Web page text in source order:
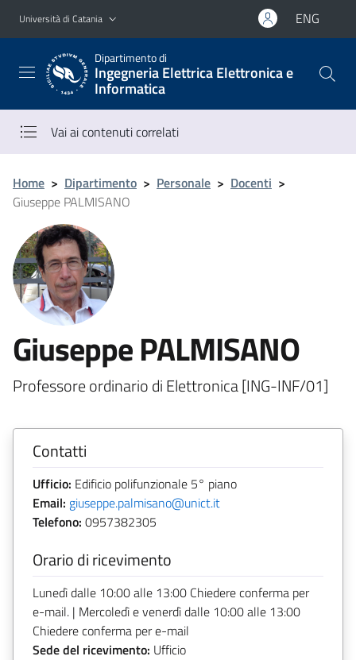
Vai al contenuto principale
Vai al menu di navigazione
Università di Catania ENG
Dipartimento di
Ingegneria Elettrica Elettronica e
Informatica
Vai ai contenuti correlati
Home > Dipartimento > Personale > Docenti >
Giuseppe PALMISANO
Giuseppe PALMISANO
Professore ordinario di Elettronica [ING-INF/01]
Contatti
Ufficio: Edificio polifunzionale 5° piano
Email: giuseppe.palmisano@unict.it
Telefono: 0957382305
Orario di ricevimento
Lunedì dalle 10:00 alle 13:00 Chiedere conferma per
e-mail. | Mercoledì e venerdì dalle 10:00 alle 13:00
Chiedere conferma per e-mail
Sede del ricevimento: Ufficio